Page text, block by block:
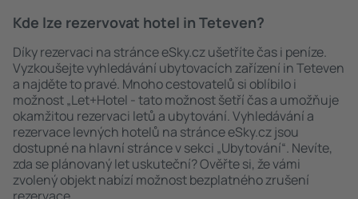
Kde lze rezervovat hotel in Teteven?
Díky rezervaci na stránce eSky.cz ušetříte čas i peníze.
Vyzkoušejte vyhledávání ubytovacích zařízení in Teteven
a najděte to pravé. Mnoho cestovatelů si oblíbilo i
možnost „Let+Hotel - tato možnost šetří čas a umožňuje
okamžitou rezervaci letů a ubytování. Vyhledávání a
rezervace levných hotelů na stránce eSky.cz jsou
dostupné na hlavní stránce v sekci „Ubytování“. Nevíte,
zda se plánovaný let uskuteční? Ověřte si, že vámi
zvolený objekt nabízí možnost bezplatného zrušení